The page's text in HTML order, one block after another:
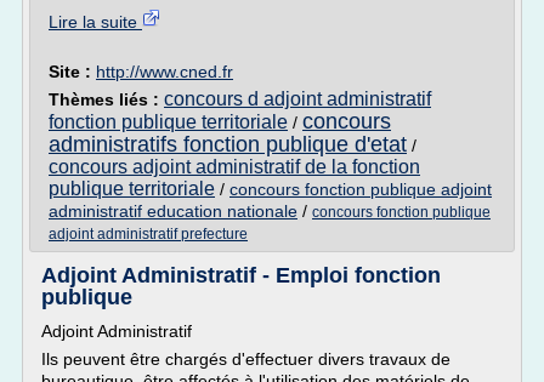
Lire la suite
Site : http://www.cned.fr
Thèmes liés : concours d adjoint administratif
fonction publique territoriale / concours
administratifs fonction publique d'etat /
concours adjoint administratif de la fonction
publique territoriale / concours fonction publique adjoint
administratif education nationale / concours fonction publique
adjoint administratif prefecture
Adjoint Administratif - Emploi fonction
publique
Adjoint Administratif
Ils peuvent être chargés d'effectuer divers travaux de